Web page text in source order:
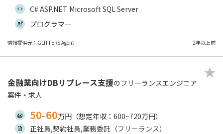
C# ASP.NET Microsoft SQL Server
プログラマー
情報提供元：GLITTERS Agent 2年以上前
金融業向けDBリプレース支援のフリーランスエンジニア
案件・求人
50~60万円（想定年収：600~720万円）
正社員,契約社員,業務委託（フリーランス）